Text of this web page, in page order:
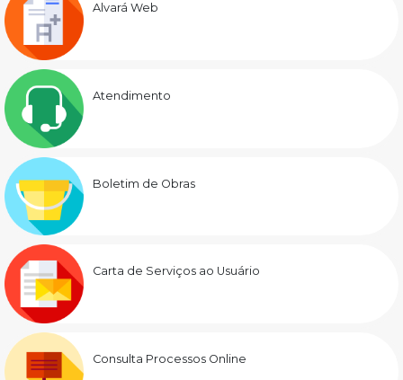
Alvará Web
Atendimento
Boletim de Obras
Carta de Serviços ao Usuário
Consulta Processos Online